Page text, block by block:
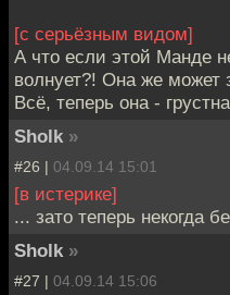
[с серьёзным видом]
А что если этой Манде
волнует?! Она же может
Всё, теперь она -
Sholk »
#26 | 04.09.14 15:01
[в истерике]
... зато теперь некогда
Sholk »
#27 | 04.09.14 15:06